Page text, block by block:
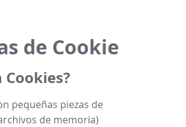
de Cookie
Cookies?
pequeñas piezas de
de memoria)